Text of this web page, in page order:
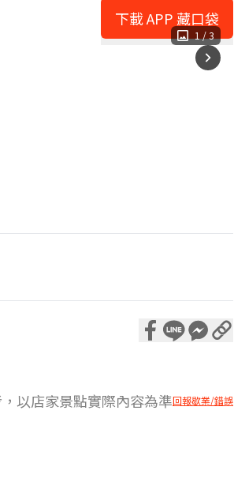
1 /3
下載 APP 藏口袋
以店家景點實際內容為準回報歇業/錯誤